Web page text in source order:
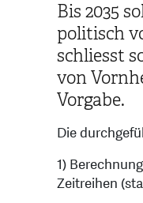
Bis 2035
politisch
schliesst
von
Vorgabe.
Die
1)
Zeitreihen